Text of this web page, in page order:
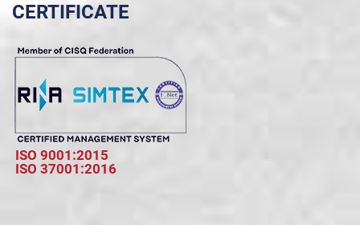
CERTIFICATE
ISO 9001:2015
ISO 37001:2016